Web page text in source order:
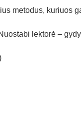
metodus, kuriuos
lektorė –